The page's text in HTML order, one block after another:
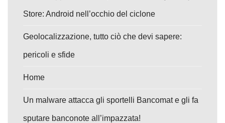
Store: Android nell’occhio del ciclone
Geolocalizzazione, tutto ciò che devi sapere:
pericoli e sfide
Home
Un malware attacca gli sportelli Bancomat e gli fa
sputare banconote all’impazzata!